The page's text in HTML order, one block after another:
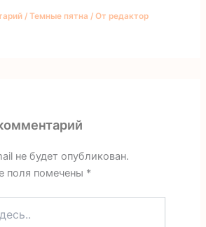
/Темные пятна / От редактор
не будет опубликован.
поля помечены *